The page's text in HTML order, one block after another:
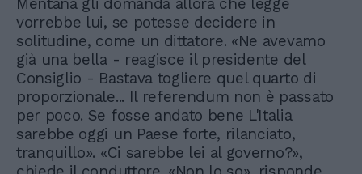
Mentana gli domanda allora che legge
vorrebbe lui, se potesse decidere in
solitudine, come un dittatore. «Ne avevamo
già una bella - reagisce il presidente del
Consiglio - Bastava togliere quel quarto di
proporzionale... Il referendum non è passato
per poco. Se fosse andato bene L'Italia
sarebbe oggi un Paese forte, rilanciato,
tranquillo». «Ci sarebbe lei al governo?»,